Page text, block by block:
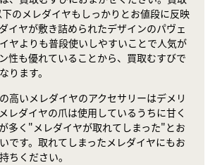
のメレダイヤもしっかりとお値段に反映
イヤが敷き詰められたデザインのパヴェ
ヤよりも普段使いしやすいことで人気が
性も優れていることから、買取むすびで
ります。
高いメレダイヤのアクセサリーはデメリ
レダイヤの爪は使用しているうちに甘く
多く"メレダイヤが取れてしまった"とお
です。取れてしまったメレダイヤにもお
ちください。